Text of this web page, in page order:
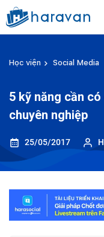
Học viện Social Media
5 kỹ năng cần
chuyên nghiệp
25/05/2017